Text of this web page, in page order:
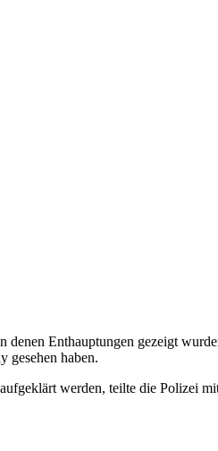
denen Enthauptungen gezeigt
gesehen haben.
werden, teilte die Polizei